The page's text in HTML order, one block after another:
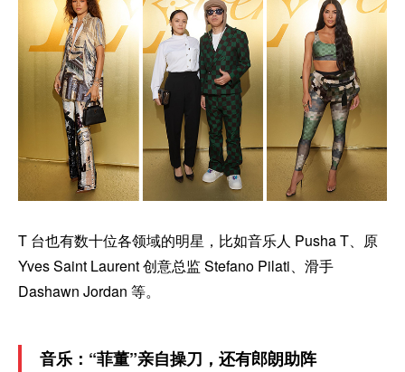
T 台也有数十位各领域的明星，比如音乐人 Pusha T、原
Yves Saint Laurent 创意总监 Stefano Pilati、滑手
Dashawn Jordan 等。
音乐：“菲董”亲自操刀，还有郎朗助阵